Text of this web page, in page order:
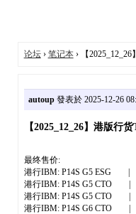
论坛› 笔记本› 【
autoup發表於 2025-12-26
【2025_12_26】港版行
最终售价:
港行IBM: P14S G5 ESG |
港行IBM: P14S G5 CTO |
港行IBM: P14S G5 CTO |
港行IBM: P14S G6 CTO |